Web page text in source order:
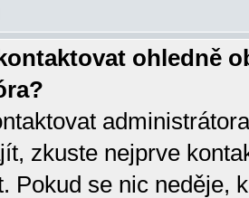
ohledně
zkuste nejprve
Pokud se nic neděje,